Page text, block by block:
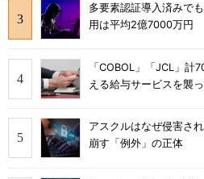
多要素認証導入済みで
用は平均2億7000万円
「COBOL」「JCL」
える給与サービスを襲
アスクルはなぜ侵害さ
崩す「例外」の正体